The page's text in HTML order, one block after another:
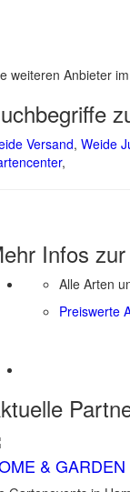
weiteren Anbieter
Versand, Weide
,
Infos
Alle Arten
Preiswerte
& GARDEN